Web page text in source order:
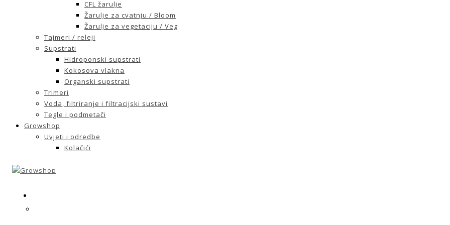
CFL žarulje
Žarulje za cvatnju / Bloom
Žarulje za vegetaciju / Veg
Tajmeri / releji
Supstrati
Hidroponski supstrati
Kokosova vlakna
Organski supstrati
Trimeri
Voda, filtriranje i filtracijski sustavi
Tegle i podmetači
Growshop
Uvjeti i odredbe
Kolačići